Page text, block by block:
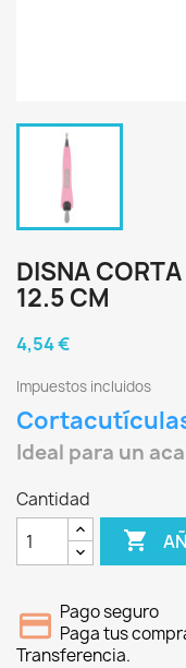
DISNA
12.5 CM
4,54 €
Impuestos incluidos
Ideal para un
Cantidad

Pago seguro
Paga tus
Transferencia.